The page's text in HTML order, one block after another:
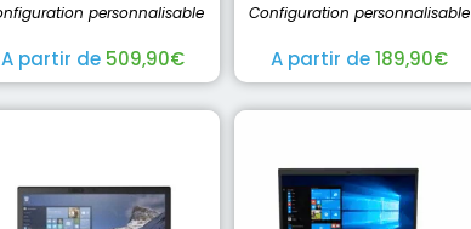
personnalisable
A partir de 509,90€
Configuration personnalisable
A partir de189,90€